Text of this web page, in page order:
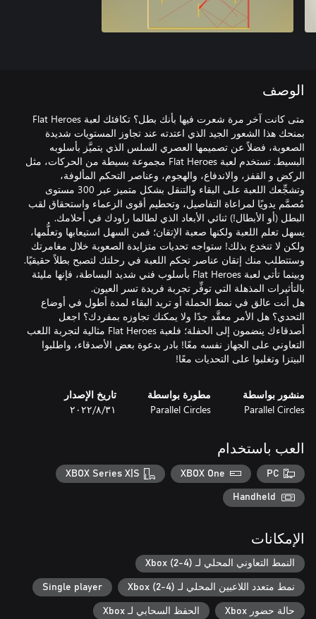
الوصف
متى كانت آخر مرة شعرت فيها بأنك بطل؟ تكافئك لعبة Flat Heroes
بمنحك هذا الشعور الجيد الذي اعتدته عند تجاوز المستويات شديدة
الصعوبة، فضلاً عن تصميمها العصري السلس الذي يتميَّز بأسلوبه
البسيط. تستخدم لعبة Flat Heroes مجموعة بسيطة من الحركات، مثل
الركض و القفز، والاندفاع، والهجوم، وعناصر التحكم المألوفة،
وتشجِّعك اللعبة على البقاء والتنقل بشكل متميز عبر 300 مستوى
مُصمَّم يدويًا لمراعاة التفاصيل، وتحطيم أقوى الزعماء واستحقاق لقب
يسهل تعلم اللعبة ولكنها صعبة الإتقان؛ فمن السهل استيعابها وتعلُّمها،
ولكن لا تنخدع بذلك! ستواجه تحديات متزايدة الصعوبة خلال مغامرتك
وستتطلب منك إتقان عناصر تحكم اللعبة في رحلتك لتصبح بطلاً حقيقيًا.
وبينما تأتي لعبة Flat Heroes بأسلوب فني شديد البساطة، فإنها مليئة
هل أنت عالق في نمط الحملة أو تريد البقاء لمدة أطول في أوضاع
التحدي؟ هل الأمر معقَّد جدًا ولا يمكنك تجاوزه بمفردك؟ اجعل
أصدقاءك ينضمون إلى الحفلة؛ فلعبة Flat Heroes مثالية لتجربة اللعب
التعاوني على الجهاز نفسه معًا! بادر بدعوة بعض الأصدقاء، واطلبوا
البيتزا وتغلبوا على التحديات معًا!
منشور بواسطة
Parallel Circles
مطورة بواسطة
Parallel Circles
تاريخ الإصدار
٣١‏/٨‏/٢٠٢٢
العب باستخدام
PC
XBOX One
XBOX Series X|S
Handheld
الإمكانات
النمط التعاوني المحلي لـ Xbox (2-4)
نمط متعدد اللاعبين المحلي لـ Xbox (2-4) Single player
حالة حضور Xbox الحفظ السحابي لـ Xbox